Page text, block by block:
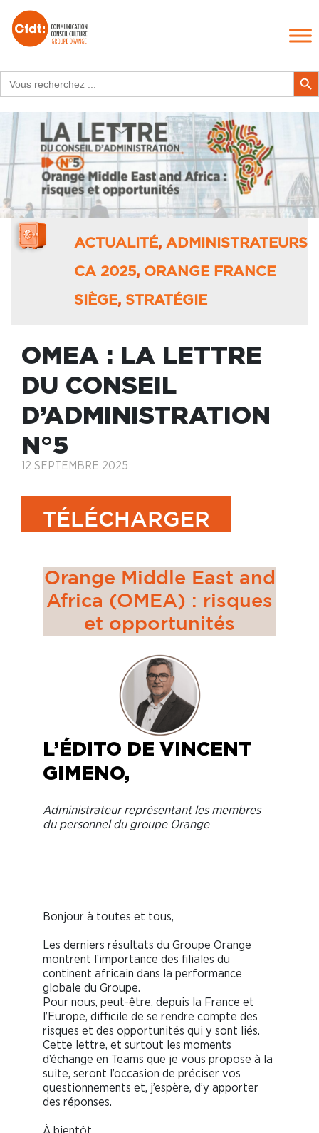
for:
Search
ACTUALITÉ, ADMINISTRATEURS
CA 2025, ORANGE FRANCE
SIÈGE, STRATÉGIE
OMEA : LA LETTRE
DU CONSEIL
D’ADMINISTRATION
N°5
12 SEPTEMBRE 2025
TÉLÉCHARGER
Orange Middle East and
Africa (OMEA) : risques
et opportunités
L’ÉDITO DE VINCENT
GIMENO,
Administrateur représentant les membres
du personnel du groupe Orange
Bonjour à toutes et tous,
Les derniers résultats du Groupe Orange
montrent l’importance des filiales du
continent africain dans la performance
globale du Groupe.
Pour nous, peut-être, depuis la France et
l’Europe, difficile de se rendre compte des
risques et des opportunités qui y sont liés.
Cette lettre, et surtout les moments
d’échange en Teams que je vous propose à la
suite, seront l’occasion de préciser vos
questionnements et, j’espère, d’y apporter
des réponses.